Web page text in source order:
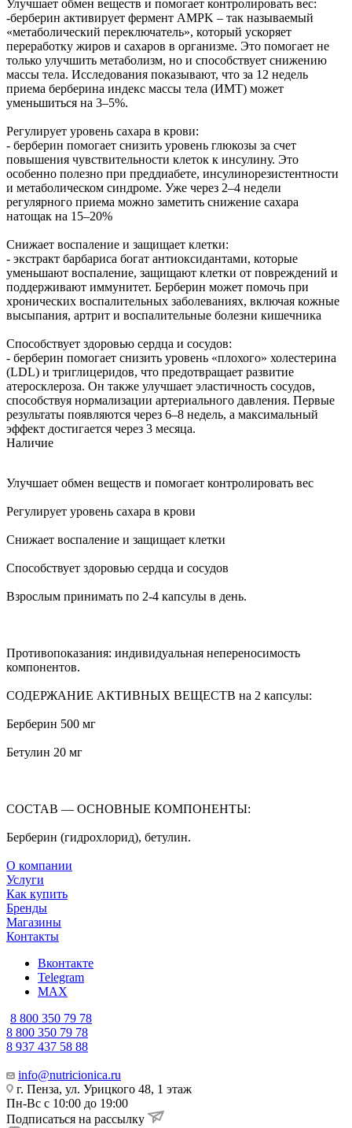
Улучшает обмен веществ и помогает контролировать вес:
-берберин активирует фермент AMPK – так называемый
«метаболический переключатель», который ускоряет
переработку жиров и сахаров в организме. Это помогает не
только улучшить метаболизм, но и способствует снижению
массы тела. Исследования показывают, что за 12 недель
приема берберина индекс массы тела (ИМТ) может
уменьшиться на 3–5%.
Регулирует уровень сахара в крови:
- берберин помогает снизить уровень глюкозы за счет
повышения чувствительности клеток к инсулину. Это
особенно полезно при преддиабете, инсулинорезистентности
и метаболическом синдроме. Уже через 2–4 недели
регулярного приема можно заметить снижение сахара
натощак на 15–20%
Снижает воспаление и защищает клетки:
- экстракт барбариса богат антиоксидантами, которые
уменьшают воспаление, защищают клетки от повреждений и
поддерживают иммунитет. Берберин может помочь при
хронических воспалительных заболеваниях, включая кожные
высыпания, артрит и воспалительные болезни кишечника
Способствует здоровью сердца и сосудов:
- берберин помогает снизить уровень «плохого» холестерина
(LDL) и триглицеридов, что предотвращает развитие
атеросклероза. Он также улучшает эластичность сосудов,
способствуя нормализации артериального давления. Первые
результаты появляются через 6–8 недель, а максимальный
эффект достигается через 3 месяца.
Наличие
Улучшает обмен веществ и помогает контролировать вес
Регулирует уровень сахара в крови
Снижает воспаление и защищает клетки
Способствует здоровью сердца и сосудов
Взрослым принимать по 2-4 капсулы в день.
Противопоказания: индивидуальная непереносимость
компонентов.
СОДЕРЖАНИЕ АКТИВНЫХ ВЕЩЕСТВ на 2 капсулы:
Берберин 500 мг
Бетулин 20 мг
СОСТАВ — ОСНОВНЫЕ КОМПОНЕНТЫ:
Берберин (гидрохлорид), бетулин.
О компании
Услуги
Как купить
Бренды
Магазины
Контакты
Вконтакте
Telegram
MAX
8 800 350 79 78
8 800 350 79 78
8 937 437 58 88
info@nutricionica.ru
г. Пенза, ул. Урицкого 48, 1 этаж
Пн-Вс с 10:00 до 19:00
Подписаться на рассылку